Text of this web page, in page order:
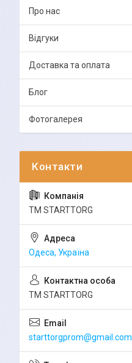
Про нас
Відгуки
Доставка та оплата
Блог
Фотогалерея
ТМ STARTTORG
Одеса, Україна
ТМ STARTTORG
starttorgprom@gmail.com